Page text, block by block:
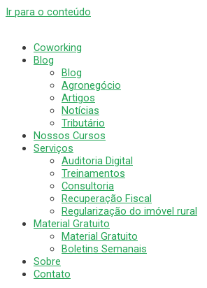
Ir para o conteúdo
Coworking
Blog
Blog
Agronegócio
Artigos
Notícias
Tributário
Nossos Cursos
Serviços
Auditoria Digital
Treinamentos
Consultoria
Recuperação Fiscal
Regularização do imóvel rural
Material Gratuito
Material Gratuito
Boletins Semanais
Sobre
Contato